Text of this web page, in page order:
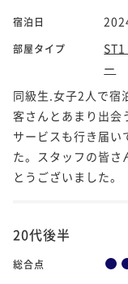
宿泊日
部屋タイプ
ー
同級生.女子2人で宿
客さんとあまり出会
サービスも行き届い
た。スタッフの皆さ
とうございました。
20代後半
総合点